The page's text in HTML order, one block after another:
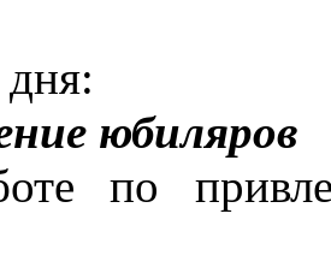
юбиляров
по